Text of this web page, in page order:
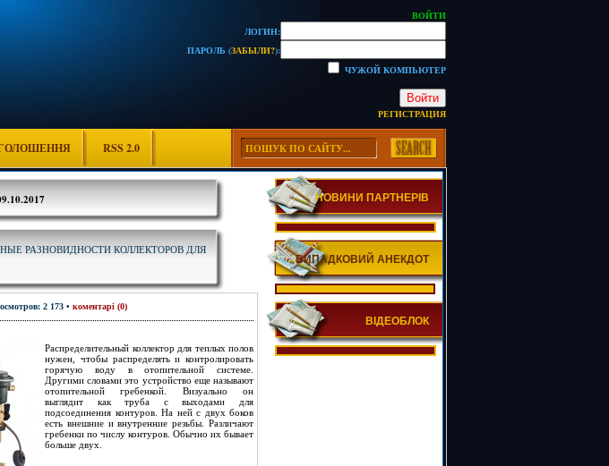
ВОЙТИ
ЛОГИН:
ПАРОЛЬ (ЗАБЫЛИ?):
ЧУЖОЙ КОМПЬЮТЕР
Войти
РЕГИСТРАЦИЯ
RSS 2.0
РАЗНОВИДНОСТИ КОЛЛЕКТОРОВ ДЛЯ
2 173 • коментарі (0)
Распределительный коллектор для теплых полов
нужен, чтобы распределять и контролировать
горячую воду в отопительной системе.
Другими словами это устройство еще называют
отопительной гребенкой. Визуально он
выглядит как труба с выходами для
подсоединения контуров. На ней с двух боков
есть внешние и внутренние резьбы. Различают
гребенки по числу контуров. Обычно их бывает
больше двух.
НОВИНИ ПАРТНЕРІВ
ВИПАДКОВИЙ АНЕКДОТ
ВІДЕОБЛОК